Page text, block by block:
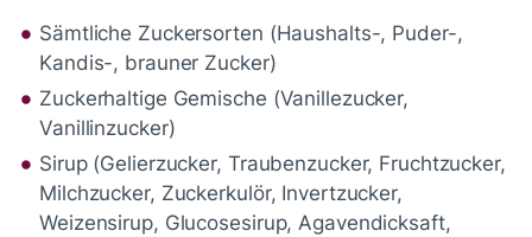
Sämtliche Zuckersorten (Haushalts-, Puder-,
Kandis-, brauner Zucker)
Zuckerhaltige Gemische (Vanillezucker,
Vanillinzucker)
Sirup (Gelierzucker, Traubenzucker, Fruchtzucker,
Milchzucker, Zuckerkulör, Invertzucker,
Weizensirup, Glucosesirup, Agavendicksaft,